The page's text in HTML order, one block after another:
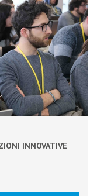
INNOVATIVE